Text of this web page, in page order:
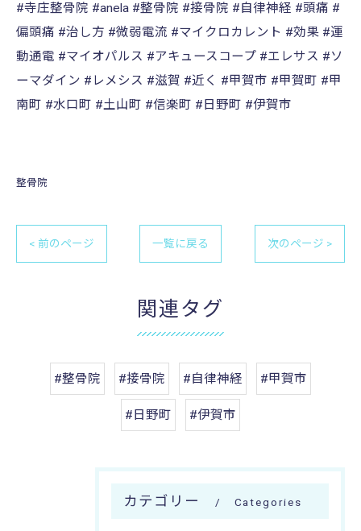
#寺庄整骨院 #anela #整骨院 #接骨院 #自律神経 #頭痛 #
偏頭痛 #治し方 #微弱電流 #マイクロカレント #効果 #運
動通電 #マイオパルス #アキュースコープ #エレサス #ソ
ーマダイン #レメシス #滋賀 #近く #甲賀市 #甲賀町 #甲
南町 #水口町 #土山町 #信楽町 #日野町 #伊賀市
整骨院
< 前のページ 一覧に戻る 次のページ >
関連タグ
#整骨院 #接骨院 #自律神経 #甲賀市
#日野町 #伊賀市
カテゴリー Categories